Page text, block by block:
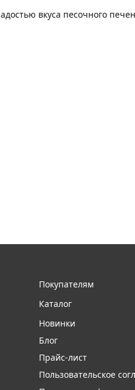
вкуса песочного
Покупателям
Каталог
Новинки
Блог
Прайс-лист
Пользовательское